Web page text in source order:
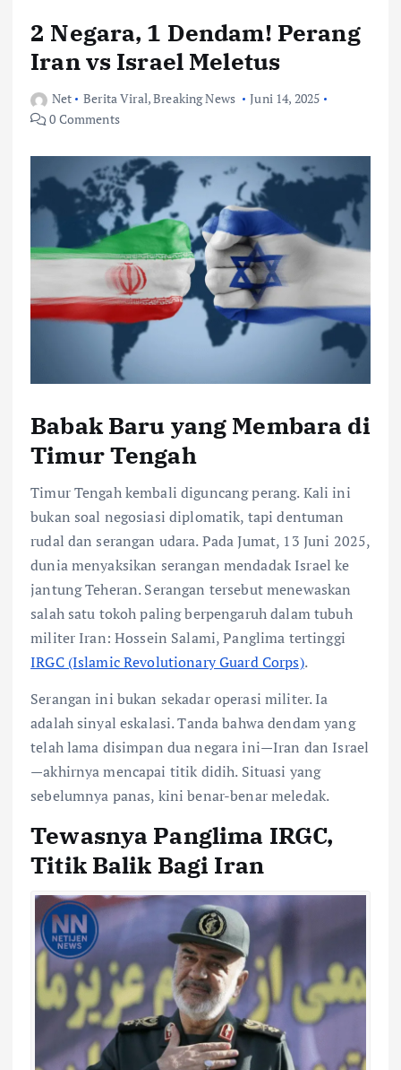
2 Negara, 1 Dendam! Perang
Iran vs Israel Meletus
Net Berita Viral,Breaking News
Juni 14, 2025
0 Comments
Babak Baru yang Membara di
Timur Tengah
Timur Tengah kembali diguncang perang. Kali ini
bukan soal negosiasi diplomatik, tapi dentuman
rudal dan serangan udara. Pada Jumat, 13 Juni 2025,
dunia menyaksikan serangan mendadak Israel ke
jantung Teheran. Serangan tersebut menewaskan
salah satu tokoh paling berpengaruh dalam tubuh
militer Iran: Hossein Salami, Panglima tertinggi
IRGC (Islamic Revolutionary Guard Corps).
Serangan ini bukan sekadar operasi militer. Ia
adalah sinyal eskalasi. Tanda bahwa dendam yang
telah lama disimpan dua negara ini—Iran dan Israel
—akhirnya mencapai titik didih. Situasi yang
sebelumnya panas, kini benar-benar meledak.
Tewasnya Panglima IRGC,
Titik Balik Bagi Iran